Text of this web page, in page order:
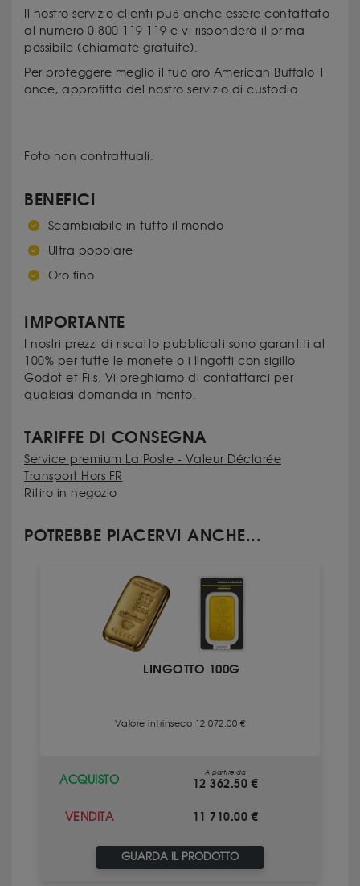
Il nostro servizio clienti può anche essere contattato
al numero 0 800 119 119 e vi risponderà il prima
possibile (chiamate gratuite).
Per proteggere meglio il tuo oro American Buffalo 1
once, approfitta del nostro servizio di custodia.
Foto non contrattuali.
BENEFICI
Scambiabile in tutto il mondo
Ultra popolare
Oro fino
IMPORTANTE
I nostri prezzi di riscatto pubblicati sono garantiti al
100% per tutte le monete o i lingotti con sigillo
Godot et Fils. Vi preghiamo di contattarci per
qualsiasi domanda in merito.
TARIFFE DI CONSEGNA
Service premium La Poste - Valeur Déclarée
Transport Hors FR
Ritiro in negozio
POTREBBE PIACERVI ANCHE...
LINGOTTO 100G
Valore intrinseco 12 072.00 €
ACQUISTO
A partire da
12 362.50 €
VENDITA 11 710.00 €
GUARDA IL PRODOTTO